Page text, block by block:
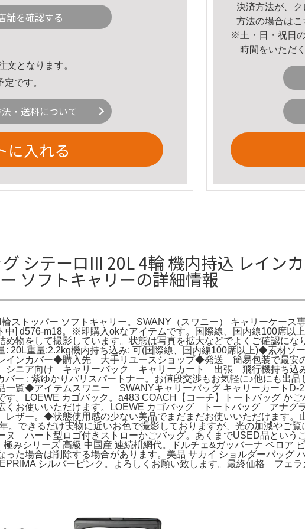
舗を確認する
文となります。
です。
・送料について
に入れる
決済方法が、
方法の場合はこ
※土・日・祝日
時間をいただ
シテーロIII 20L 4輪 機内持込 レイン
ソフトキャリーの詳細情報
ストッパー ソフトキャリー。SWANY（スワニー） キャリーケース
中] d576-m18。※即購入okなアイテムです。国際線、国内線100席以
物をして撮影しています。状態は写真を拡大などでよくご確認に
: 20L重量:2.2kg機内持ち込み: 可(国際線、国内線100席以上)◆素材
カバー◆購入先 大手リユースショップ◆発送 簡易包装で最安の
ニア向け キャリーバック キャリーカート 出張 飛行機持ち込
ー : 紫ゆかりパリスパートナー。お値段交渉もお気軽に♪他にも出
一覧◆アイテムスワニー SWANYキャリーバッグ キャリーカートD-
す。LOEWE カゴバック。a483 COACH【コーチ】トートバッグ か
くお使いいただけます。LOEWE カゴバッグ トートバッグ ア
ー。◆状態使用感の少ない美品でまだまだお使いいただけます。
。できるだけ実物に近いお色で撮影しておりますが、光の加減やご
ヌ ハート型ロゴ付きストローかごバッグ。あくまでUSED品という
みシリーズ 高級 中国産 連続枡網代。ドルチェ&ガッバーナ ベロア
った場合は削除する場合があります。美品 サカイ ショルダーバッグ
シルバーピンク。よろしくお願い致します。最終価格 フェ